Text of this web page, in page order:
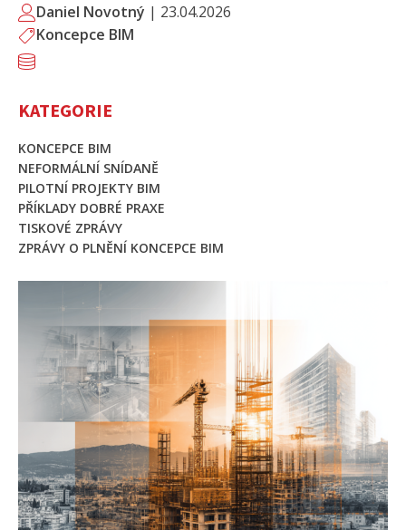
Daniel Novotný | 23.04.2026
Koncepce BIM
KATEGORIE
KONCEPCE BIM
NEFORMÁLNÍ SNÍDANĚ
PILOTNÍ PROJEKTY BIM
PŘÍKLADY DOBRÉ PRAXE
TISKOVÉ ZPRÁVY
ZPRÁVY O PLNĚNÍ KONCEPCE BIM